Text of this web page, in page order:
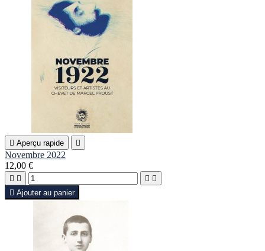
 Aperçu rapide 
Novembre 2022
12,00 €
   
 Ajouter au panier